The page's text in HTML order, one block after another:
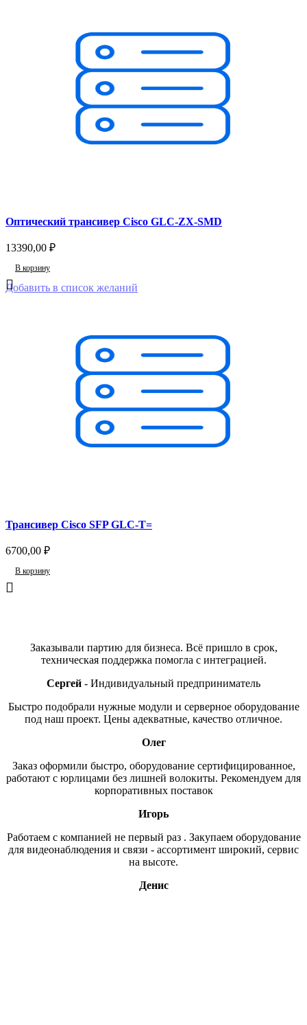
Оптический трансивер Cisco GLC-ZX-SMD
13390,00 ₽
В корзину
Добавить в список желаний
Трансивер Cisco SFP GLC-T=
6700,00 ₽
В корзину
Заказывали партию для бизнеса. Всё пришло в срок,
техническая поддержка помогла с интеграцией.
Сергей
Индивидуальный предприниматель
Быстро подобрали нужные модули и серверное оборудование
под наш проект. Цены адекватные, качество отличное.
Олег
Заказ оформили быстро, оборудование сертифицированное,
работают с юрлицами без лишней волокиты. Рекомендуем для
корпоративных поставок
Игорь
Работаем с компанией не первый раз . Закупаем оборудование
для видеонаблюдения и связи - ассортимент широкий, сервис
на высоте.
Денис